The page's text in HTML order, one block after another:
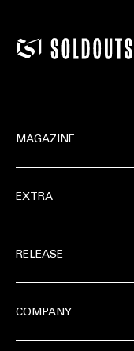
MAGAZINE
EXTRA
RELEASE
COMPANY